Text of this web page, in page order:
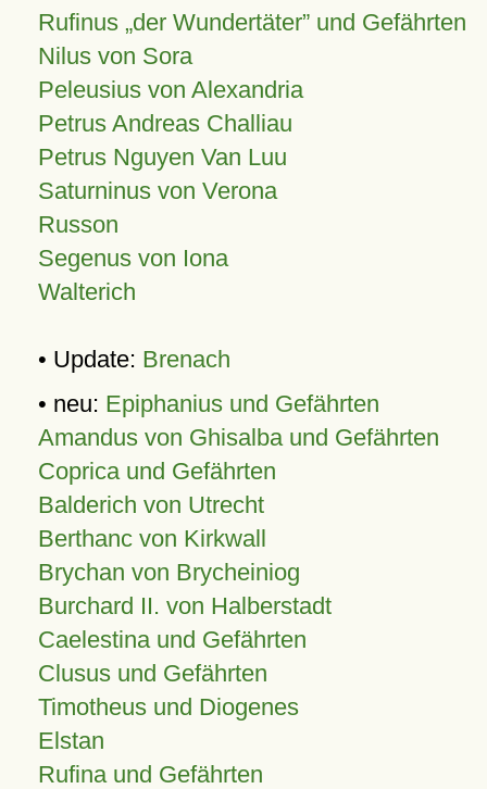
Rufinus „der Wundertäter” und Gefährten
Nilus von Sora
Peleusius von Alexandria
Petrus Andreas Challiau
Petrus Nguyen Van Luu
Saturninus von Verona
Russon
Segenus von Iona
Walterich
• Update: Brenach
• neu: Epiphanius und Gefährten
Amandus von Ghisalba und Gefährten
Coprica und Gefährten
Balderich von Utrecht
Berthanc von Kirkwall
Brychan von Brycheiniog
Burchard II. von Halberstadt
Caelestina und Gefährten
Clusus und Gefährten
Timotheus und Diogenes
Elstan
Rufina und Gefährten